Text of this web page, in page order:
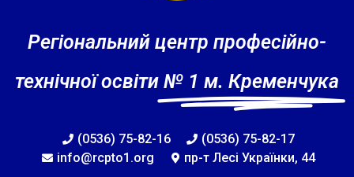
Регіональний центр професійно-
технічної освіти № 1 м. Кременчука
(0536) 75-82-16
(0536) 75-82-17
info@rcpto1.org
пр-т Лесі Українки, 44